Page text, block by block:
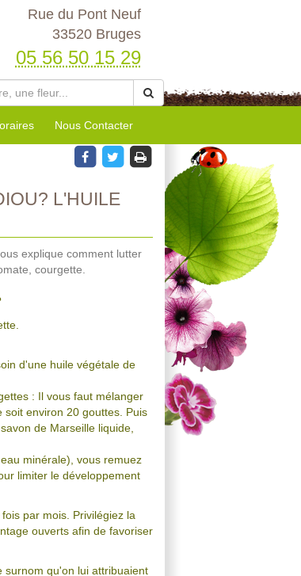
Rue du Pont Neuf
33520 Bruges
05 56 50 15 29
Nous Contacter
L'HUILE
explique comment lutter
courgette.
d'une huile végétale de
: Il vous faut mélanger
soit environ 20 gouttes. Puis
de Marseille liquide,
minérale), vous remuez
limiter le développement
par mois. Privilégiez la
ouverts afin de favoriser
surnom qu'on lui attribuaient